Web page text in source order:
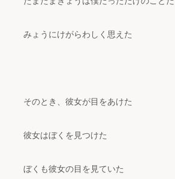
みょうにけがらわしく思えた
そのとき、彼女が目をあけた
彼女はぼくを見つけた
ぼくも彼女の目を見ていた